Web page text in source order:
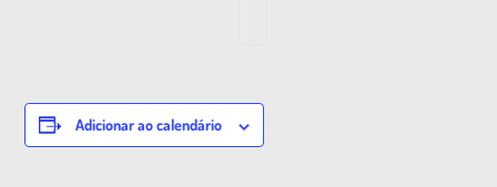
Adicionar ao calendário